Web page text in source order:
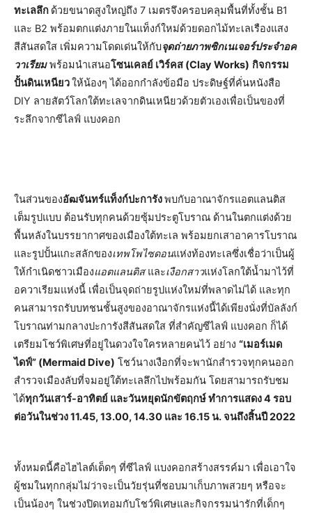
ทะเลลึก ด้วยขนาดสูงใหญ่ถึง 7 เมตรจึงครอบคลุมพื้นที่ทั้งชั้น B1
และ B2 พร้อมตกแต่งภายในแท็งก์ใหม่ด้วยดอกไม้ทะเลเรืองแสง
สีสันสดใส เพิ่มความโดดเด่นให้กับจุดถ่ายภาพซิกเนเจอร์ประจำอค
วาเรียมพร้อมนำเสนอโซนเคลย์ เวิร์คส (Clay Works) กิจกรรม
ปั้นดินเหนียวให้น้องๆ ได้ออกกำลังข้อมือ ประดิษฐ์ที่คั่นหนังสือ
DIY ลายสัตว์โลกใต้ทะเลจากดินเหนียวด้วยตัวเองเพื่อเป็นของที่
ระลึกจากซีไลฟ์ แบงคอก
ในส่วนของอัฒจันทร์แท็งก์ปะการังพบกับอาณาจักรแอตแลนติส
เต็มรูปแบบ ต้อนรับทุกคนด้วยซุ้มประตูโบราณ ด้านในตกแต่งด้วย
พื้นหลังในบรรยากาศของเมืองใต้ทะเล พร้อมยกเสาอาคารโบราณ
และรูปปั้นแกะสลักของเทพโพไซดอนแห่งท้องทะเลซึ่งเชื่อว่าเป็นผู้
ให้กำเนิดชาวเมืองแอตแลนติสและเงือกสาวแห่งโลกใต้น้ำมาไว้ที่
อควาเรียมแห่งนี้ เพื่อเป็นจุดถ่ายรูปแห่งใหม่ที่พลาดไม่ได้ และทุก
คนสามารถรับบทชนชั้นสูงของอาณาจักรแห่งนี้ได้เพียงนั่งที่บัลลังก์
โบราณท่ามกลางปะการังสีสันสดใส ที่สำคัญซีไลฟ์ แบงคอก ก็ได้
เตรียมโชว์พิเศษที่อยู่ในดวงใจใครหลายคนไว้ อย่าง “เมอร์เมด
ไดฟ์” (Mermaid Dive) โชว์นางเงือกที่จะพานักสำรวจทุกคนออก
สำรวจเมืองลับที่จมอยู่ใต้ทะเลลึกไปพร้อมกัน โดยสามารถรับชม
ได้ทุกวันเสาร์-อาทิตย์ และวันหยุดนักขัตฤกษ์ ทำการแสดง 4 รอบ
ต่อวันในช่วง 11.45, 13.00, 14.30 และ 16.15 น. จนถึงสิ้นปี 2022
ทั้งหมดนี้คือไฮไลต์เด็ดๆ ที่ซีไลฟ์ แบงคอกสร้างสรรค์มา เพื่อเอาใจ
ผู้ชมในทุกกลุ่มไม่ว่าจะเป็นวัยรุ่นที่ชอบมาเก็บภาพสวยๆ หรือจะ
เป็นน้องๆ ในช่วงปิดเทอมกับโชว์พิเศษและกิจกรรมน่ารักที่เด็กๆ